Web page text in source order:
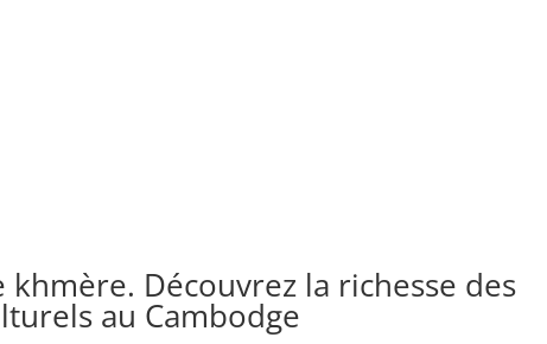
khmère. Découvrez la richesse des
au Cambodge